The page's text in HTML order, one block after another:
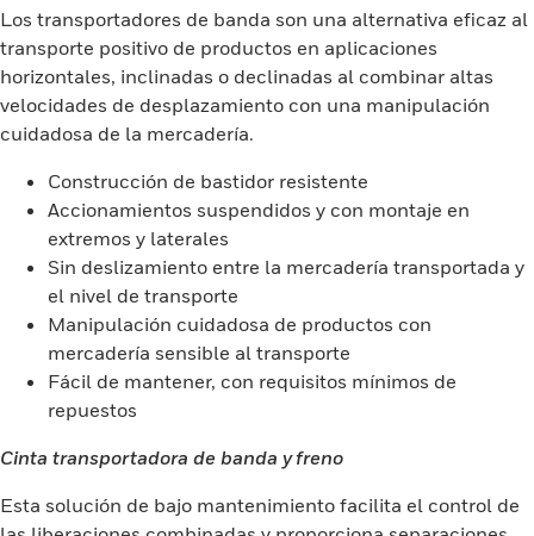
Los transportadores de banda son una alternativa eficaz al
transporte positivo de productos en aplicaciones
horizontales, inclinadas o declinadas al combinar altas
velocidades de desplazamiento con una manipulación
cuidadosa de la mercadería.
Construcción de bastidor resistente
Accionamientos suspendidos y con montaje en
extremos y laterales
Sin deslizamiento entre la mercadería transportada y
el nivel de transporte
Manipulación cuidadosa de productos con
mercadería sensible al transporte
Fácil de mantener, con requisitos mínimos de
repuestos
Cinta transportadora de banda y freno
Esta solución de bajo mantenimiento facilita el control de